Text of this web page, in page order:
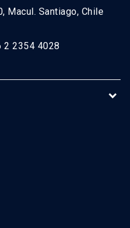
Macul. Santiago, Chile
2 2354 4028